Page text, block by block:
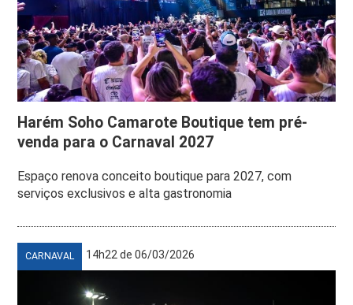
Harém Soho Camarote Boutique tem pré-
venda para o Carnaval 2027
Espaço renova conceito boutique para 2027, com
serviços exclusivos e alta gastronomia
CARNAVAL 14h22 de 06/03/2026